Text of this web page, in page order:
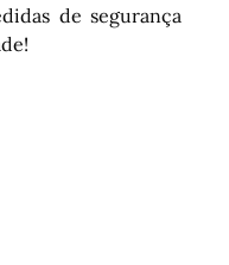
de segurança